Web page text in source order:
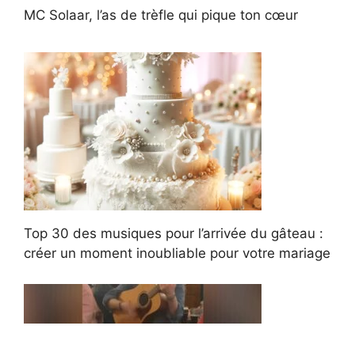
MC Solaar, l’as de trèfle qui pique ton cœur
Top 30 des musiques pour l’arrivée du gâteau :
créer un moment inoubliable pour votre mariage